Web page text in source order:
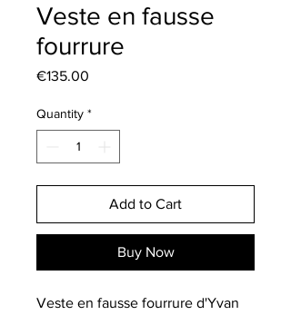
Veste en fausse
fourrure
€135.00
Quantity *
Add to Cart
Buy Now
Veste en fausse fourrure d'Yvan